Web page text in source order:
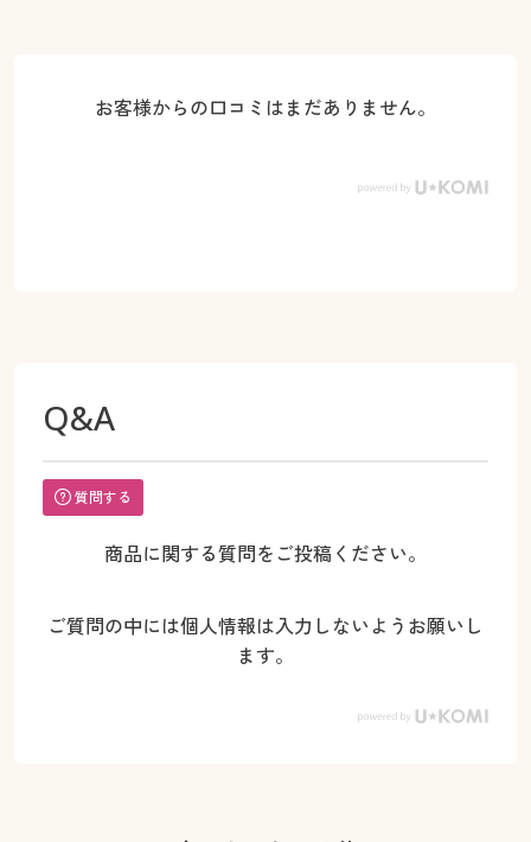
お客様からの口コミはまだありません。
Q&A
質問する
商品に関する質問をご投稿ください。
ご質問の中には個人情報は入力しないようお願いし
ます。